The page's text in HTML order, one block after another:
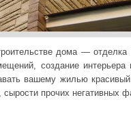
дома —
создание
вашему жилью
прочих негативных